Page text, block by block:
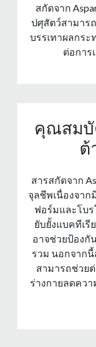
สกัดจาก
ปศุสัตว์สามาร
บรรเทาผลกร
ต่อการ
คุณสมบั
ต้
สารสกัดจาก
จุลชีพเนื่องจา
ฟอร์มและโบ
ยับยั้งแบคทีเรี
อาจช่วยป้องกั
รวม นอกจาก
สามารถช่วย
ร่างกายลดคว